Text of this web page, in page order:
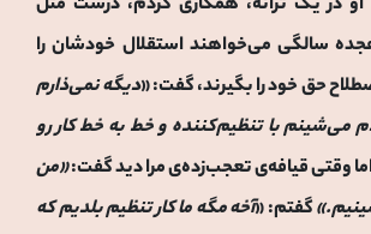
سالگی می‌خواهند استقلال خودشان را
حق خود را بگیرند، گفت: «دیگه نمی‌ذارم
می‌شینم با تنظیم‌کننده و خط به خط کار رو
وقتی قیافه‌ی تعجب‌زده‌ی مرا دید گفت:«من
»گفتم: «آخه مگه ما کار تنظیم بلدیم که